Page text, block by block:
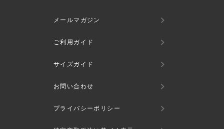
メールマガジン
ご利用ガイド
サイズガイド
お問い合わせ
プライバシーポリシー